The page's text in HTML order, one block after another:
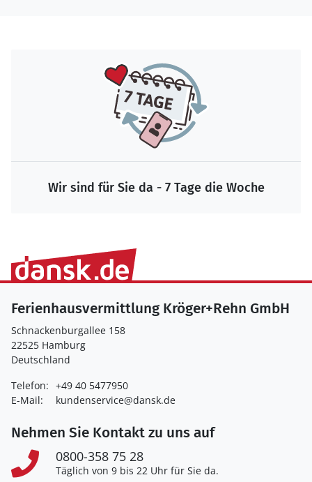
Wir sind für Sie da - 7 Tage die Woche
Ferienhausvermittlung Kröger+Rehn GmbH
Schnackenburgallee 158
22525 Hamburg
Deutschland
Telefon: +49 40 5477950
E-Mail:
kundenservice@dansk.de
Nehmen Sie Kontakt zu uns auf
0800-358 75 28
Täglich von 9 bis 22 Uhr für Sie da.